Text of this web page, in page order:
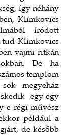
így néhány
Klimkovics
íródott
tud Klimkovics
vajmi ritkán
De ha
templom
megyeház
egy-egy
e régi művész
például a
de később